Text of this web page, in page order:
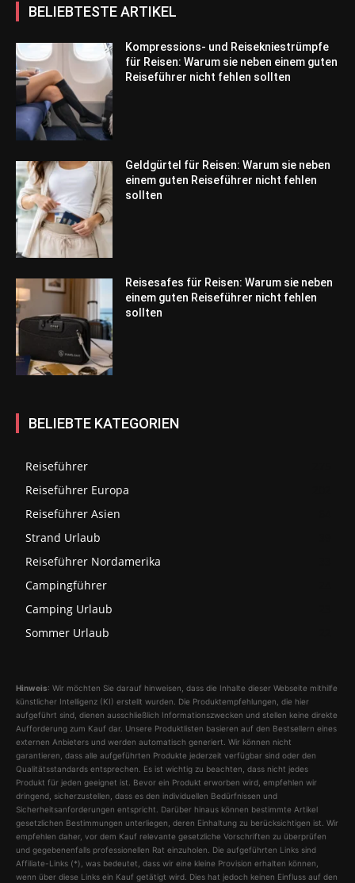
BELIEBTESTE ARTIKEL
Kompressions- und Reisekniestrümpfe
für Reisen: Warum sie neben einem guten
Reiseführer nicht fehlen sollten
Geldgürtel für Reisen: Warum sie neben
einem guten Reiseführer nicht fehlen
sollten
Reisesafes für Reisen: Warum sie neben
einem guten Reiseführer nicht fehlen
sollten
BELIEBTE KATEGORIEN
Reiseführer
Reiseführer Europa
Reiseführer Asien
Strand Urlaub
Reiseführer Nordamerika
Campingführer
Camping Urlaub
Sommer Urlaub
Hinweis: Wir möchten Sie darauf hinweisen, dass die Inhalte dieser Webseite mithilfe
künstlicher Intelligenz (KI) erstellt wurden. Die Produktempfehlungen, die hier
aufgeführt sind, dienen ausschließlich Informationszwecken und stellen keine direkte
Aufforderung zum Kauf dar. Unsere Produktlisten basieren auf den Bestsellern eines
externen Anbieters und werden automatisch generiert. Wir können nicht
garantieren, dass alle aufgeführten Produkte jederzeit verfügbar sind oder den
Qualitätsstandards entsprechen. Es ist wichtig zu beachten, dass nicht jedes
Produkt für jeden geeignet ist. Bevor ein Produkt erworben wird, empfehlen wir
dringend, sicherzustellen, dass es den individuellen Bedürfnissen und
Sicherheitsanforderungen entspricht. Darüber hinaus können bestimmte Artikel
gesetzlichen Bestimmungen unterliegen, deren Einhaltung zu berücksichtigen ist. Wir
empfehlen daher, vor dem Kauf relevante gesetzliche Vorschriften zu überprüfen
und gegebenenfalls professionellen Rat einzuholen. Die aufgeführten Links sind
Affiliate-Links (*), was bedeutet, dass wir eine kleine Provision erhalten können,
wenn über diese Links ein Kauf getätigt wird. Dies hat jedoch keinen Einfluss auf den